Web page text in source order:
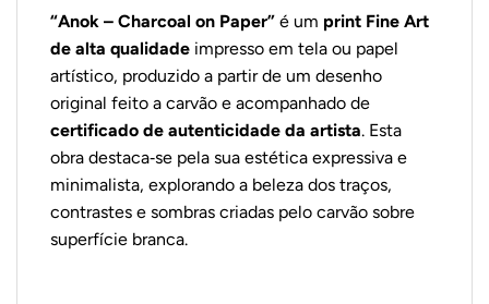
“Anok – Charcoal on Paper” é um print Fine Art
de alta qualidade impresso em tela ou papel
artístico, produzido a partir de um desenho
original feito a carvão e acompanhado de
certificado de autenticidade da artista. Esta
obra destaca‑se pela sua estética expressiva e
minimalista, explorando a beleza dos traços,
contrastes e sombras criadas pelo carvão sobre
superfície branca.